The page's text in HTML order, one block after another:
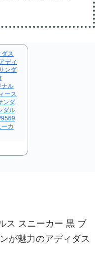
ダス
ディ
ンダ
ナル
ース
ンダ
ダル
カ
ス スニーカー 黒 ブ
が魅力のアディダス